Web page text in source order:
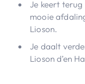
Je keert
mooie
Lioson.
Je daalt
Lioson d’en